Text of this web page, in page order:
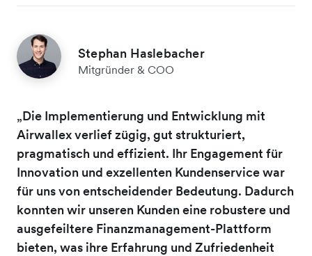
Stephan Haslebacher
Mitgründer & COO
„Die Implementierung und Entwicklung mit
Airwallex verlief zügig, gut strukturiert,
pragmatisch und effizient. Ihr Engagement für
Innovation und exzellenten Kundenservice war
für uns von entscheidender Bedeutung. Dadurch
konnten wir unseren Kunden eine robustere und
ausgefeiltere Finanzmanagement-Plattform
bieten, was ihre Erfahrung und Zufriedenheit